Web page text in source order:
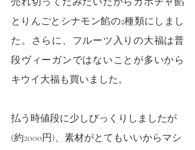
とりんごとシナモン餡の2種類にしまし
た。さらに、フルーツ入りの大福は普
段ヴィーガンではないことが多いから
キウイ大福も買いました。
払う時値段に少しびっくりしましたが
(約2000円)、素材がとてもいいからマシ